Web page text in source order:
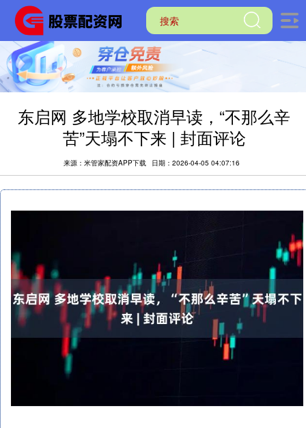
东启网 多地学校取消早读，“不那么辛
苦”天塌不下来 | 封面评论
来源：米管家配资APP下载 日期：2026-04-05 04:07:16